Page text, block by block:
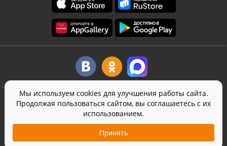
©2026Canape Club- кейтерингв Москве
Оферта
Политика конфиденциальности
Согласие на обработку персональных данных
На сайте используетсяSmartCaptchaот Yandex
Мы используем cookies для улучшения работы сайта.
Продолжая пользоваться сайтом, вы соглашаетесь с их
использованием.
Принять